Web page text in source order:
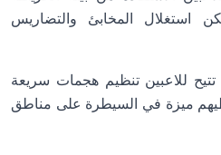
استغلال المخابئ والتضاريس
للاعبين تنظيم هجمات سريعة
ميزة في السيطرة على مناطق